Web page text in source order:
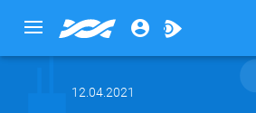
12.04.2021